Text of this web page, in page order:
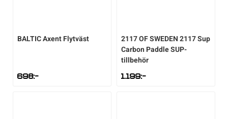
BALTICAxent Flytväst
698:-
2117 OF SWEDEN2117 Sup
Carbon Paddle SUP-
tillbehör
1.199:-